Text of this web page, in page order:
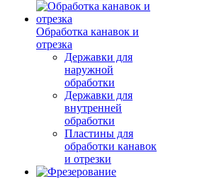
Обработка канавок и
отрезка
Державки для
наружной
обработки
Державки для
внутренней
обработки
Пластины для
обработки канавок
и отрезки